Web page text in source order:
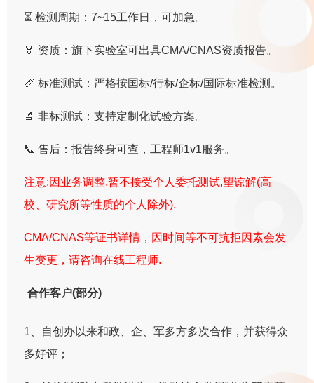
⏳ 检测周期：7~15工作日，可加急。
🏅 资质：旗下实验室可出具CMA/CNAS资质报告。
📏 标准测试：严格按国标/行标/企标/国际标准检测。
🔬 非标测试：支持定制化试验方案。
📞 售后：报告终身可查，工程师1v1服务。
注意:因业务调整,暂不接受个人委托测试,望谅解(高
校、研究所等性质的个人除外).
CMA/CNAS等证书详情，因时间等不可抗拒因素会发
生变更，请咨询在线工程师.
合作客户(部分)
1、自创办以来和政、企、军多方多次合作，并获得众
多好评；